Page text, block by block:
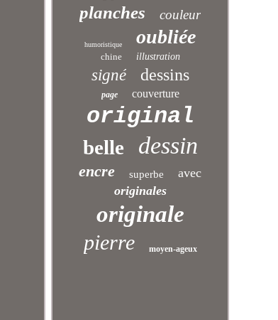
planches couleur
humoristique oubliée
chine illustration
signé dessins
page couverture
original
belle dessin
encre superbe
avec
originales
originale
pierre moyen-ageux